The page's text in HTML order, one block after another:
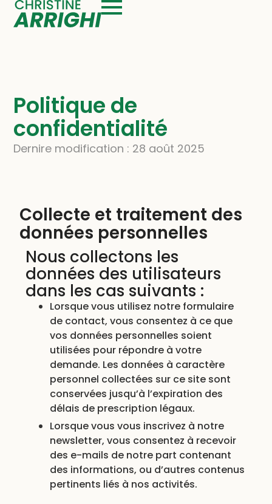
Politique de
confidentialité
Dernire modification : 28 août 2025
Collecte et traitement des
données personnelles
Nous collectons les
données des utilisateurs
dans les cas suivants :
Lorsque vous utilisez notre formulaire
de contact, vous consentez à ce que
vos données personnelles soient
utilisées pour répondre à votre
demande. Les données à caractère
personnel collectées sur ce site sont
conservées jusqu’à l’expiration des
délais de prescription légaux.
Lorsque vous vous inscrivez à notre
newsletter, vous consentez à recevoir
des e-mails de notre part contenant
des informations, ou d’autres contenus
pertinents liés à nos activités.